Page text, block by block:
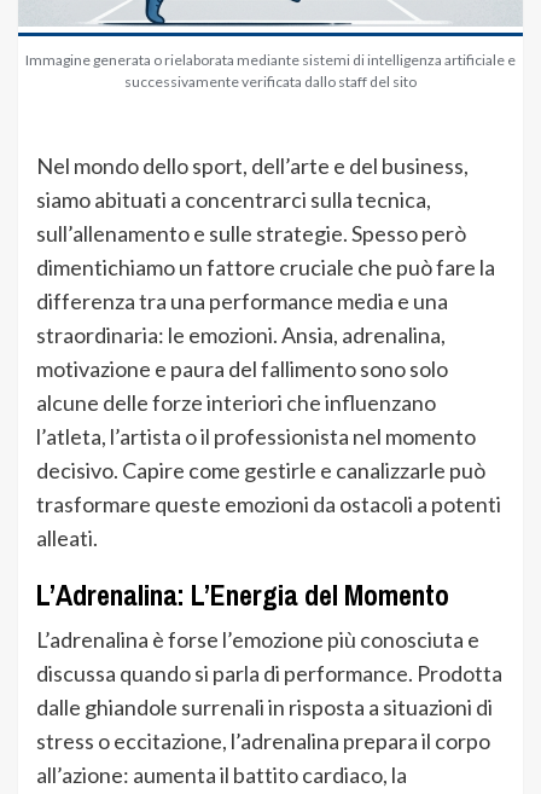
Immagine generata o rielaborata mediante sistemi di intelligenza artificiale e
successivamente verificata dallo staff del sito
Nel mondo dello sport, dell’arte e del business,
siamo abituati a concentrarci sulla tecnica,
sull’allenamento e sulle strategie. Spesso però
dimentichiamo un fattore cruciale che può fare la
differenza tra una performance media e una
straordinaria: le emozioni. Ansia, adrenalina,
motivazione e paura del fallimento sono solo
alcune delle forze interiori che influenzano
l’atleta, l’artista o il professionista nel momento
decisivo. Capire come gestirle e canalizzarle può
trasformare queste emozioni da ostacoli a potenti
alleati.
L’Adrenalina: L’Energia del Momento
L’adrenalina è forse l’emozione più conosciuta e
discussa quando si parla di performance. Prodotta
dalle ghiandole surrenali in risposta a situazioni di
stress o eccitazione, l’adrenalina prepara il corpo
all’azione: aumenta il battito cardiaco, la